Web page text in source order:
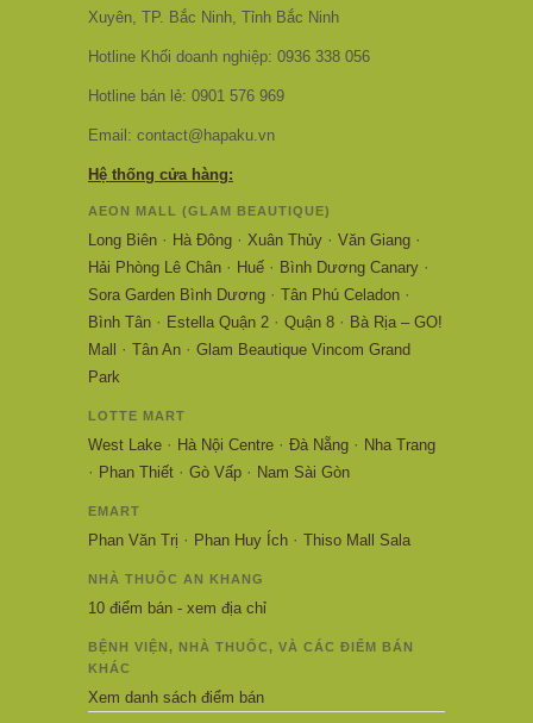
Xuyên, TP. Bắc Ninh, Tỉnh Bắc Ninh
Hotline Khối doanh nghiệp: 0936 338 056
Hotline bán lẻ: 0901 576 969
Email: contact@hapaku.vn
Hệ thống cửa hàng:
AEON MALL (GLAM BEAUTIQUE)
Long Biên · Hà Đông · Xuân Thủy · Văn Giang ·
Hải Phòng Lê Chân · Huế · Bình Dương Canary ·
Sora Garden Bình Dương · Tân Phú Celadon ·
Bình Tân · Estella Quận 2 · Quận 8 · Bà Rịa – GO!
Mall
· Tân An · Glam Beautique Vincom Grand
Park
LOTTE MART
West Lake · Hà Nội Centre · Đà Nẵng · Nha Trang
· Phan Thiết · Gò Vấp · Nam Sài Gòn
EMART
Phan Văn Trị · Phan Huy Ích · Thiso Mall Sala
NHÀ THUỐC AN KHANG
10 điểm bán - xem địa chỉ
BỆNH VIỆN, NHÀ THUỐC, VÀ CÁC ĐIỂM BÁN
KHÁC
Xem danh sách điểm bán